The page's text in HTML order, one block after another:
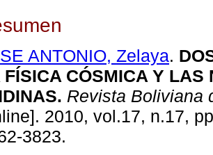
ANTONIO, Zelaya.
FÍSICA CÓSMICA Y LAS
. Revista Boliviana
2010, vol.17, n.17,
3823.